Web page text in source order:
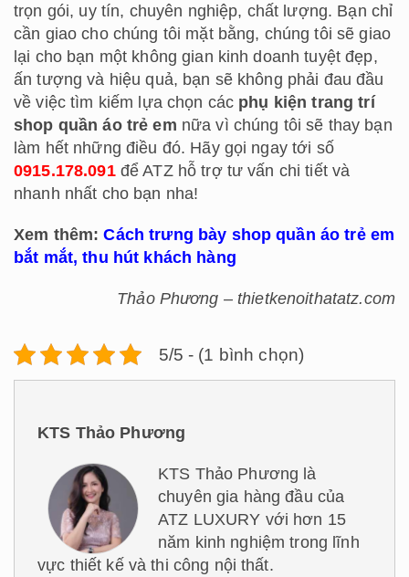
trọn gói, uy tín, chuyên nghiệp, chất lượng. Bạn chỉ
cần giao cho chúng tôi mặt bằng, chúng tôi sẽ giao
lại cho bạn một không gian kinh doanh tuyệt đẹp,
ấn tượng và hiệu quả, bạn sẽ không phải đau đầu
về việc tìm kiếm lựa chọn các phụ kiện trang trí
shop quần áo trẻ em nữa vì chúng tôi sẽ thay bạn
làm hết những điều đó. Hãy gọi ngay tới số
0915.178.091 để ATZ hỗ trợ tư vấn chi tiết và
nhanh nhất cho bạn nha!
Xem thêm:Cách trưng bày shop quần áo trẻ em
bắt mắt, thu hút khách hàng
Thảo Phương – thietkenoithatatz.com
5/5 - (1 bình chọn)
KTS Thảo Phương
KTS Thảo Phương là
chuyên gia hàng đầu của
ATZ LUXURY với hơn 15
năm kinh nghiệm trong lĩnh
vực thiết kế và thi công nội thất.